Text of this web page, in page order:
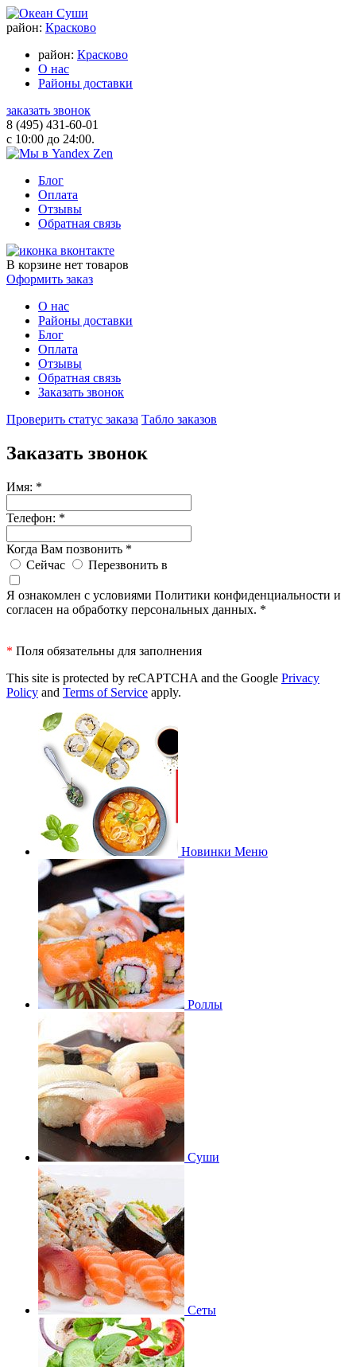
район: Красково
район: Красково
О нас
Районы доставки
заказать звонок
8 (495) 431-60-01
с 10:00 до 24:00.
Блог
Оплата
Отзывы
Обратная связь
В корзине нет товаров
Оформить заказ
О нас
Районы доставки
Блог
Оплата
Отзывы
Обратная связь
Заказать звонок
Проверить статус заказа Табло заказов
Заказать звонок
Имя: *
Телефон: *
Когда Вам позвонить *
Сейчас
Перезвонить в
Я ознакомлен с условиями Политики конфиденциальности и
согласен на обработку персональных данных. *
* Поля обязательны для заполнения
This site is protected by reCAPTCHA and the Google Privacy
Policy and Terms of Service apply.
Новинки Меню
Роллы
Суши
Сеты